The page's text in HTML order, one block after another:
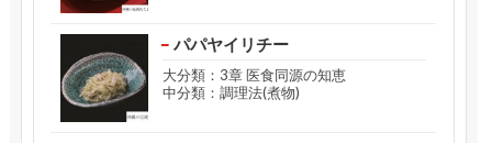
パパヤイリチー
大分類：3章 医食同源の知恵
中分類：調理法(煮物)